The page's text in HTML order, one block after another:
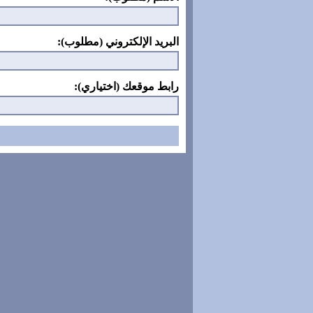
البريد الإلكتروني (مطلوب):
رابط موقعك (اختياري):